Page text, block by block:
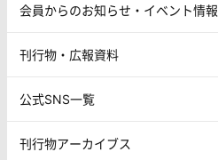
会員からのお知らせ・イベント情報
刊行物・広報資料
公式SNS一覧
刊行物アーカイブス